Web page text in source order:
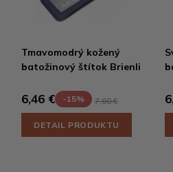
Tmavomodrý kožený
batožinový štítok Brienli
6,46 € -15% 7,60 €
DETAIL PRODUKTU